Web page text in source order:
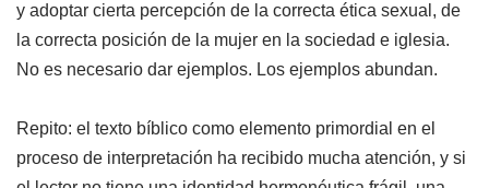
y adoptar cierta percepción de la correcta ética sexual, de
la correcta posición de la mujer en la sociedad e iglesia.
No es necesario dar ejemplos. Los ejemplos abundan.
Repito: el texto bíblico como elemento primordial en el
proceso de interpretación ha recibido mucha atención, y si